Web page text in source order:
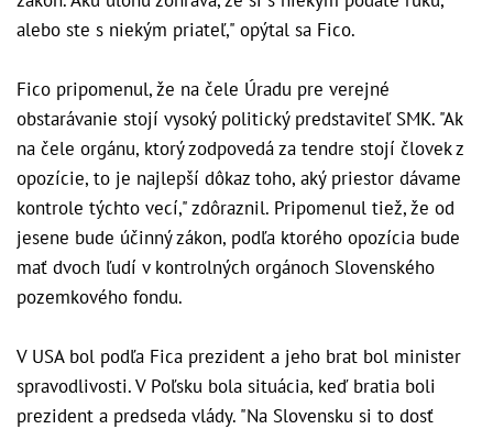
alebo ste s niekým priateľ," opýtal sa Fico.
Fico pripomenul, že na čele Úradu pre verejné
obstarávanie stojí vysoký politický predstaviteľ SMK. "Ak
na čele orgánu, ktorý zodpovedá za tendre stojí človek z
opozície, to je najlepší dôkaz toho, aký priestor dávame
kontrole týchto vecí," zdôraznil. Pripomenul tiež, že od
jesene bude účinný zákon, podľa ktorého opozícia bude
mať dvoch ľudí v kontrolných orgánoch Slovenského
pozemkového fondu.
V USA bol podľa Fica prezident a jeho brat bol minister
spravodlivosti. V Poľsku bola situácia, keď bratia boli
prezident a predseda vlády. "Na Slovensku si to dosť